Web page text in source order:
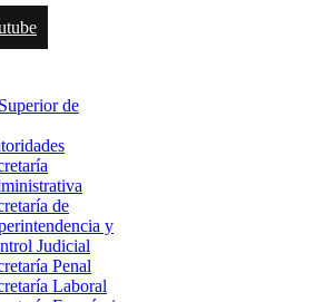
de
de
y
Judicial
Penal
Laboral